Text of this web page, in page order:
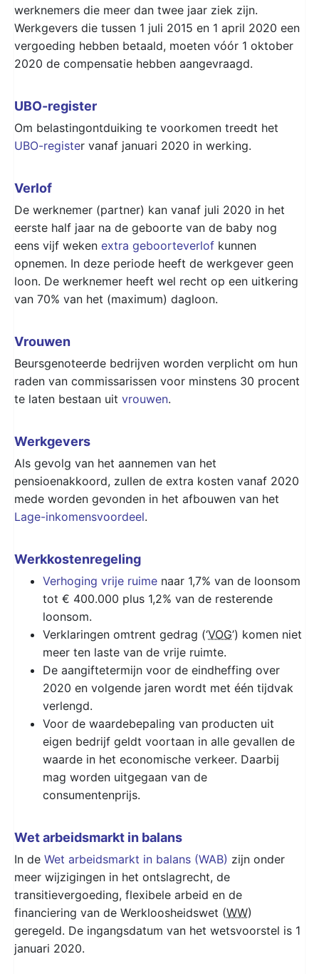
werknemers die meer dan twee jaar ziek zijn.
Werkgevers die tussen 1 juli 2015 en 1 april 2020 een
vergoeding hebben betaald, moeten vóór 1 oktober
2020 de compensatie hebben aangevraagd.
UBO-register
Om belastingontduiking te voorkomen treedt het
UBO-register vanaf januari 2020 in werking.
Verlof
De werknemer (partner) kan vanaf juli 2020 in het
eerste half jaar na de geboorte van de baby nog
eens vijf weken extra geboorteverlof kunnen
opnemen. In deze periode heeft de werkgever geen
loon. De werknemer heeft wel recht op een uitkering
van 70% van het (maximum) dagloon.
Vrouwen
Beursgenoteerde bedrijven worden verplicht om hun
raden van commissarissen voor minstens 30 procent
te laten bestaan uit vrouwen.
Werkgevers
Als gevolg van het aannemen van het
pensioenakkoord, zullen de extra kosten vanaf 2020
mede worden gevonden in het afbouwen van het
Lage-inkomensvoordeel.
Werkkostenregeling
Verhoging vrije ruime naar 1,7% van de loonsom
tot € 400.000 plus 1,2% van de resterende
loonsom.
Verklaringen omtrent gedrag (‘VOG’) komen niet
meer ten laste van de vrije ruimte.
De aangiftetermijn voor de eindheffing over
2020 en volgende jaren wordt met één tijdvak
verlengd.
Voor de waardebepaling van producten uit
eigen bedrijf geldt voortaan in alle gevallen de
waarde in het economische verkeer. Daarbij
mag worden uitgegaan van de
consumentenprijs.
Wet arbeidsmarkt in balans
In de Wet arbeidsmarkt in balans (WAB) zijn onder
meer wijzigingen in het ontslagrecht, de
transitievergoeding, flexibele arbeid en de
financiering van de Werkloosheidswet (WW)
geregeld. De ingangsdatum van het wetsvoorstel is 1
januari 2020.